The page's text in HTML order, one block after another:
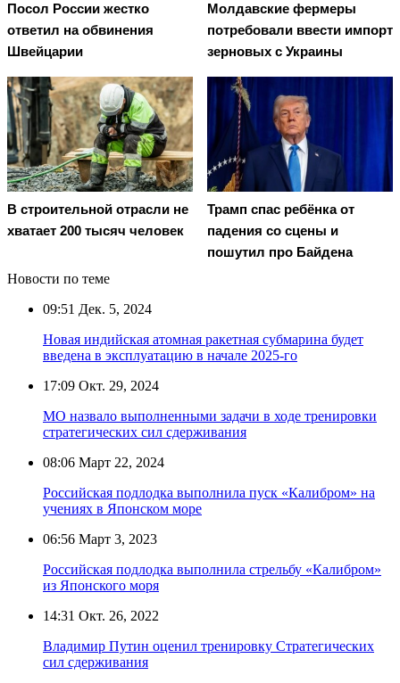
Посол России жестко
ответил на обвинения
Швейцарии
Молдавские фермеры
потребовали ввести импорт
зерновых с Украины
В строительной отрасли не
хватает 200 тысяч человек
Трамп спас ребёнка от
падения со сцены и
пошутил про Байдена
Новости по теме
09:51 Дек. 5, 2024
Новая индийская атомная ракетная субмарина будет
введена в эксплуатацию в начале 2025-го
17:09 Окт. 29, 2024
МО назвало выполненными задачи в ходе тренировки
стратегических сил сдерживания
08:06 Март 22, 2024
Российская подлодка выполнила пуск «Калибром» на
учениях в Японском море
06:56 Март 3, 2023
Российская подлодка выполнила стрельбу «Калибром»
из Японского моря
14:31 Окт. 26, 2022
Владимир Путин оценил тренировку Стратегических
сил сдерживания